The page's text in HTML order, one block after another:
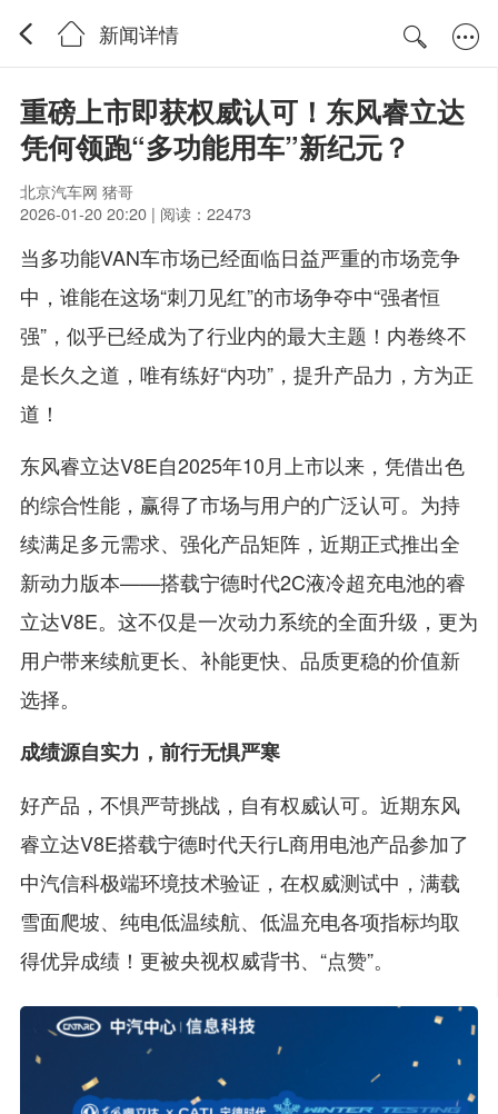
新闻详情
重磅上市即获权威认可！东风睿立达
凭何领跑“多功能用车”新纪元？
北京汽车网 猪哥
2026-01-20 20:20 | 阅读：22473
当多功能VAN车市场已经面临日益严重的市场竞争
中，谁能在这场“刺刀见红”的市场争夺中“强者恒
强”，似乎已经成为了行业内的最大主题！内卷终不
是长久之道，唯有练好“内功”，提升产品力，方为正
道！
东风睿立达V8E自2025年10月上市以来，凭借出色
的综合性能，赢得了市场与用户的广泛认可。为持
续满足多元需求、强化产品矩阵，近期正式推出全
新动力版本——搭载宁德时代2C液冷超充电池的睿
立达V8E。这不仅是一次动力系统的全面升级，更为
用户带来续航更长、补能更快、品质更稳的价值新
选择。
成绩源自实力，前行无惧严寒
好产品，不惧严苛挑战，自有权威认可。近期东风
睿立达V8E搭载宁德时代天行L商用电池产品参加了
中汽信科极端环境技术验证，在权威测试中，满载
雪面爬坡、纯电低温续航、低温充电各项指标均取
得优异成绩！更被央视权威背书、“点赞”。